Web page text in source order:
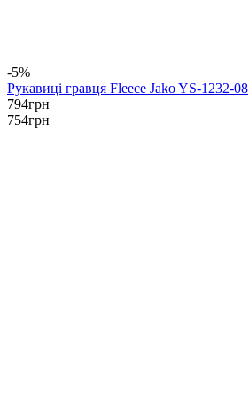
-5%
Рукавиці гравця Fleece Jako YS-1232-08
794грн
754грн